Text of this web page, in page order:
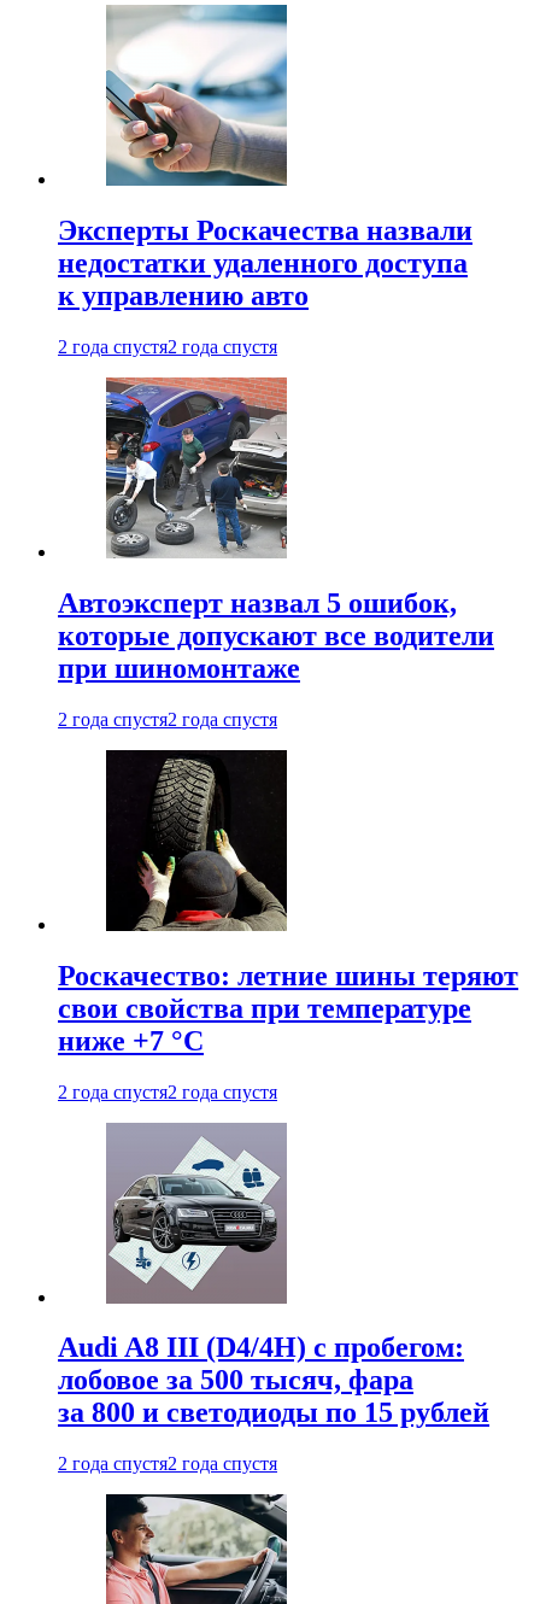
Эксперты Роскачества назвали
недостатки удаленного доступа
к управлению авто
2 года спустя2 года спустя
Автоэксперт назвал 5 ошибок,
которые допускают все водители
при шиномонтаже
2 года спустя2 года спустя
Роскачество: летние шины теряют
свои свойства при температуре
ниже +7 °C
2 года спустя2 года спустя
Audi A8 III (D4/4H) c пробегом:
лобовое за 500 тысяч, фара
за 800 и светодиоды по 15 рублей
2 года спустя2 года спустя